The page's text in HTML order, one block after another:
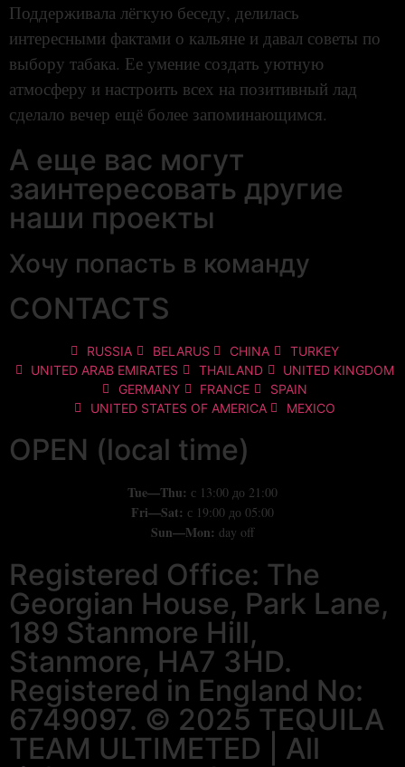
Поддерживала лёгкую беседу, делилась
интересными фактами о кальяне и давал советы по
выбору табака. Ее умение создать уютную
атмосферу и настроить всех на позитивный лад
сделало вечер ещё более запоминающимся.
А еще вас могут
заинтересовать другие
наши проекты
Хочу попасть в команду
CONTACTS
RUSSIA BELARUS CHINA
TURKEY
UNITED ARAB EMIRATES
THAILAND
UNITED KINGDOM
GERMANY
FRANCE
SPAIN
UNITED STATES OF AMERICA
MEXICO
OPEN (local time)
Tue—Thu: с 13:00 до 21:00
Fri—Sat: с 19:00 до 05:00
Sun—Mon: day off
Registered Office: The
Georgian House, Park Lane,
189 Stanmore Hill,
Stanmore, HA7 3HD.
Registered in England No:
6749097. © 2025 TEQUILA
TEAM ULTIMETED | All